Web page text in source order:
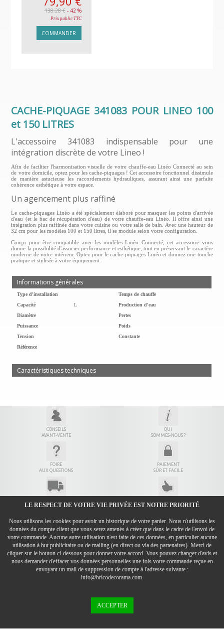
138,28 € - 42 %
Prix public TTC
COMMANDER
CACHE-PIQUAGE 341083 POUR LINEO 100
et 150 LITRES
L'accessoire 341083 indispensable pour une
intégration discrète de votre Lineo !
Afin de faciliter l'harmonisation visuelle de votre chauffe-eau Linéo Connecté au sein
de votre domicile, optez pour les cache-piquages ! Cet accessoire fonctionnel dissimule
de manière astucieuse les raccordements hydrauliques, assurant ainsi une parfaite
cohérence esthétique à votre espace.
Un agencement plus raffiné
Le cache-piquages Linéo a été spécialement élaboré pour masquer les points d'arrivée
d'eau (et le bac de récupération d'eau) de votre chauffe-eau Linéo. Il offre ainsi une
intégration plus raffinée dans votre cuisine ou votre salle de bain. Avec une hauteur de
32 cm pour les modèles 100 et 150 litres, il se module selon votre configuration.
Conçu pour être compatible avec les modèles Linéo Connecté, cet accessoire vous
donne la possibilité d'associer performance et esthétique, tout en préservant le caractère
moderne de votre intérieur. Optez pour le cache-piquages Linéo et donnez une touche
pratique et stylisée à votre équipement.
Informations générales
Type d'installation
Temps de chauffe
Capacité
L
Production d'eau
Diamètre
Pertes
Puissance
Poids
Tension
Constante
Référence
Caractéristiques techniques
CONSEILS
AVANT-VENTE
QUI
SOMMES-NOUS ?
FOIRE
AUX QUESTIONS
PAIEMENT
SÛR ET FACILE
EN 24H
POUR ÊTRE SÛR
CONDITIONS GÉNÉRALES DE VENTE
MENTIONS LÉGALES
DONNÉES PERSONNELLES
CONTACT
LIENS
LE RESPECT DE VOTRE VIE PRIVÉE EST NOTRE PRIORITÉ
Nous utilisons les cookies pour avoir un historique de votre panier. Nous n'utilisons les
données du compte client que vous serez amenés à créer que dans le cadre de l'envoi de
votre commande. Aucune autre utilisation n'est faite de ces données, en particulier aucune
utilisation à but publicitaire ou de mailing (en direct ou via des partenaires). Merci de
cliquer sur le bouton ci-dessous pour donner votre accord. Vous pouvez changer d'avis et
nous demander d'effacer vos données personnelles une fois votre commande reçue en
envoyant un mail de suppression de compte à l'adresse suivante :
info@bricodecorama.com.
ACCEPTER